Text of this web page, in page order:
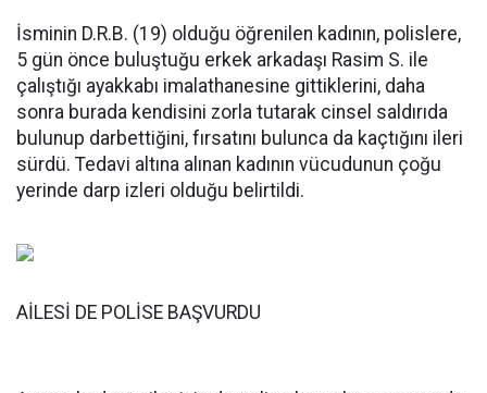
İsminin D.R.B. (19) olduğu öğrenilen kadının, polislere,
5 gün önce buluştuğu erkek arkadaşı Rasim S. ile
çalıştığı ayakkabı imalathanesine gittiklerini, daha
sonra burada kendisini zorla tutarak cinsel saldırıda
bulunup darbettiğini, fırsatını bulunca da kaçtığını ileri
sürdü. Tedavi altına alınan kadının vücudunun çoğu
yerinde darp izleri olduğu belirtildi.
AİLESİ DE POLİSE BAŞVURDU